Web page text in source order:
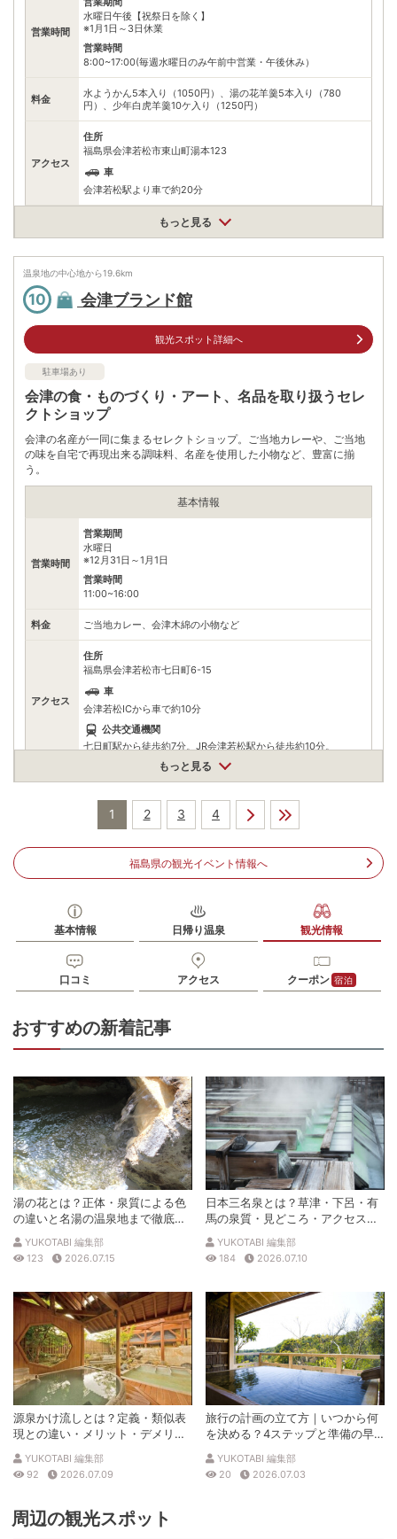
営業時間
水曜日午後【祝祭日を除く】
※1月1日～3日休業
営業時間
8:00~17:00(毎週水曜日のみ午前中営業・午後休み）
料金
水ようかん5本入り（1050円）、湯の花羊羹5本入り（780
円）、少年白虎羊羹10ケ入り（1250円）
アクセス
住所
福島県会津若松市東山町湯本123
車
会津若松駅より車で約20分
※ 掲載情報は変更になる場合があります。最新の内容はご利用前にご自身でお
問合せください。
※ 料金情報は税込・税抜表記が混ざっております。正しい金額はご利用前にご
自身でお問合せください。
もっと見る
温泉地の中心地から19.6km
10 会津ブランド館
観光スポット詳細へ
駐車場あり
会津の食・ものづくり・アート、名品を取り扱うセレ
クトショップ
会津の名産が一同に集まるセレクトショップ。ご当地カレーや、ご当地
の味を自宅で再現出来る調味料、名産を使用した小物など、豊富に揃
う。
基本情報
営業時間
営業期間
水曜日
※12月31日～1月1日
営業時間
11:00~16:00
料金 ご当地カレー、会津木綿の小物など
アクセス
住所
福島県会津若松市七日町6-15
車
会津若松ICから車で約10分
公共交通機関
七日町駅から徒歩約7分。JR会津若松駅から徒歩約10分。
0242254141
問合せください。
※ 料金情報は税込・税抜表記が混ざっております。正しい金額はご利用前にご
自身でお問合せください。
もっと見る
1 2 3 4
福島県の観光イベント情報へ
基本情報 日帰り温泉 観光情報
口コミ アクセス クーポン 宿泊
おすすめの新着記事
湯の花とは？正体・泉質による色
の違いと名湯の温泉地まで徹底解
説
YUKOTABI 編集部
123
2026.07.15
日本三名泉とは？草津・下呂・有
馬の泉質・見どころ・アクセスを
徹底解説
YUKOTABI 編集部
184
2026.07.10
源泉かけ流しとは？定義・類似表
現との違い・メリット・デメリッ
トを解説
YUKOTABI 編集部
92
2026.07.09
旅行の計画の立て方｜いつから何
を決める？4ステップと準備の早
見表
YUKOTABI 編集部
20
2026.07.03
周辺の観光スポット